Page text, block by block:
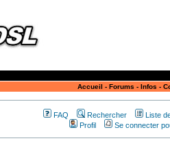
Accueil - Forums - Infos -
FAQ Rechercher
Liste
Profil
Se connecter